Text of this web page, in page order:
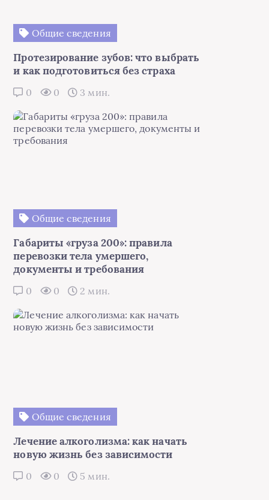
Общие сведения
Протезирование зубов: что выбрать
и как подготовиться без страха
0 0 3 мин.
Общие сведения
Габариты «груза 200»: правила
перевозки тела умершего,
документы и требования
0 0 2 мин.
Общие сведения
Лечение алкоголизма: как начать
новую жизнь без зависимости
0 0 5 мин.